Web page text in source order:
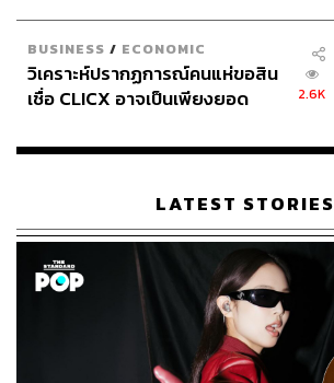
BUSINESS / ECONOMIC
วิเคราะห์ปรากฏการณ์คนแห่ขอสิน
เชื่อ CLICX อาจเป็นเพียงยอด
เรือนไทยที่ถูกซุกไว้
2.6K
LATEST STORIES